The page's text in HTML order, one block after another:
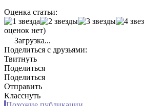
Оценка статьи:
оценок нет)
Загрузка...
Поделиться с друзьями:
Твитнуть
Поделиться
Поделиться
Отправить
Класснуть